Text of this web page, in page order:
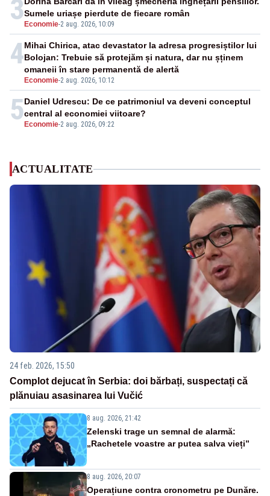
3 Economie-2 aug. 2026, 10:09
Sumele uriașe pierdute de fiecare român
4
Economie-2 aug. 2026, 10:12
Mihai Chirica, atac devastator la adresa progresiștilor lui
Bolojan: Trebuie să protejăm și natura, dar nu șținem
omaneii în stare permanentă de alertă
5 Economie-2 aug. 2026, 09:22
Daniel Udrescu: De ce patrimoniul va deveni conceptul
central al economiei viitoare?
ACTUALITATE
24 feb. 2026, 15:50
Complot dejucat în Serbia: doi bărbați, suspectați că
plănuiau asasinarea lui Vučić
8 aug. 2026, 21:42
Zelenski trage un semnal de alarmă:
„Rachetele voastre ar putea salva vieți”
8 aug. 2026, 20:07
Operațiune contra cronometru pe Dunăre.